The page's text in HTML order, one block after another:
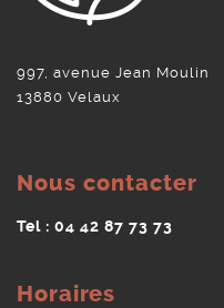
997, avenue Jean Moulin
13880 Velaux
Nous contacter
Tel : 04 42 87 73 73
Horaires